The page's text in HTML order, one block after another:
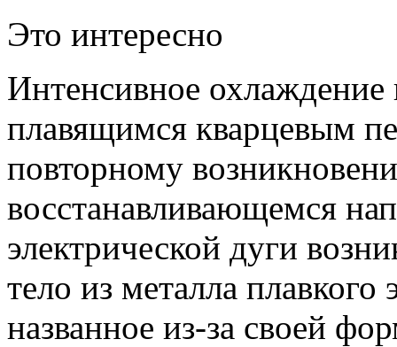
Это интересно
Интенсивное охлаждение
плавящимся кварцевым
повторному
восстанавливающемся
электрической дуги
тело из металла
названное из-за своей